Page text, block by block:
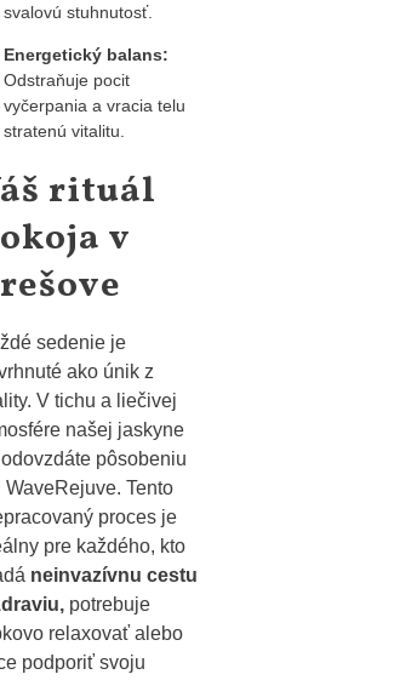
svalovú stuhnutosť.
Energetický balans:
Odstraňuje pocit
vyčerpania a vracia telu
stratenú vitalitu.
rituál
v
sedenie je
ako únik z
V tichu a liečivej
našej jaskyne
pôsobeniu
WaveRejuve. Tento
proces je
pre každého, kto
neinvazívnu cestu
potrebuje
relaxovať alebo
podporiť svoju